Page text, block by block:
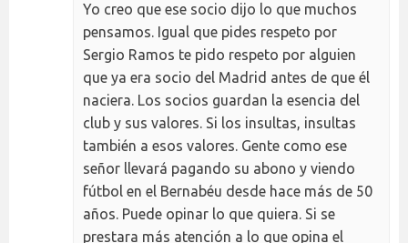
Yo creo que ese socio dijo lo que muchos
pensamos. Igual que pides respeto por
Sergio Ramos te pido respeto por alguien
que ya era socio del Madrid antes de que él
naciera. Los socios guardan la esencia del
club y sus valores. Si los insultas, insultas
también a esos valores. Gente como ese
señor llevará pagando su abono y viendo
fútbol en el Bernabéu desde hace más de 50
años. Puede opinar lo que quiera. Si se
prestara más atención a lo que opina el